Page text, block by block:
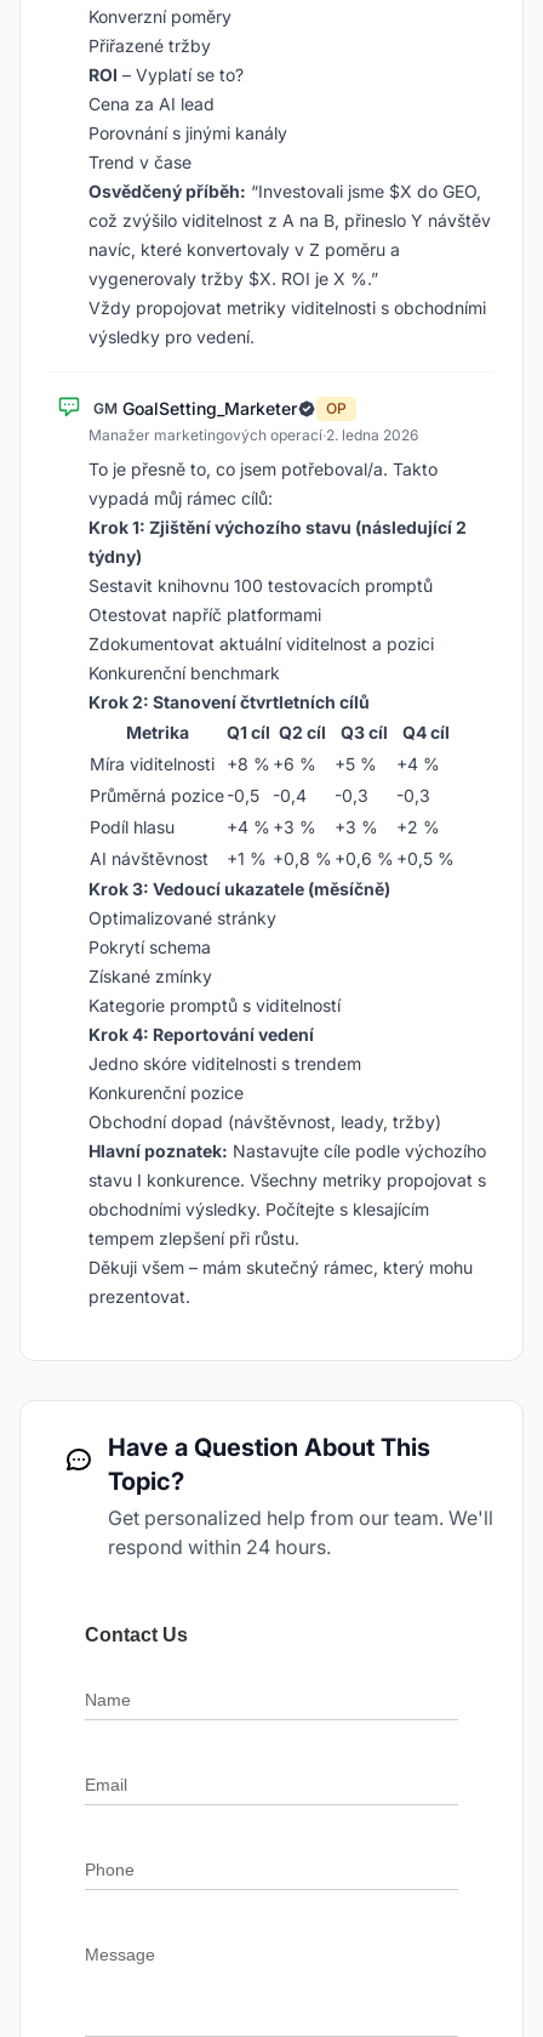
Konverzní poměry
Přiřazené tržby
ROI – Vyplatí se to?
Cena za AI lead
Porovnání s jinými kanály
Trend v čase
Osvědčený příběh: “Investovali jsme $X do GEO,
což zvýšilo viditelnost z A na B, přineslo Y návštěv
navíc, které konvertovaly v Z poměru a
vygenerovaly tržby $X. ROI je X %.”
Vždy propojovat metriky viditelnosti s obchodními
výsledky pro vedení.
GM GoalSetting_Marketer
OP
Manažer marketingových operací·2. ledna 2026
To je přesně to, co jsem potřeboval/a. Takto
vypadá můj rámec cílů:
Krok 1: Zjištění výchozího stavu (následující 2
týdny)
Sestavit knihovnu 100 testovacích promptů
Otestovat napříč platformami
Zdokumentovat aktuální viditelnost a pozici
Konkurenční benchmark
Krok 2: Stanovení čtvrtletních cílů
Metrika
Q1 cíl Q2 cíl Q3 cíl
Q4 cíl
Míra viditelnosti
+8 % +6 % +5 %
+4 %
Průměrná pozice-0,5 -0,4 -0,3
-0,3
Podíl hlasu
+4 % +3 % +3 %
+2 %
AI návštěvnost
+1 % +0,8 % +0,6 % +0,5 %
Krok 3: Vedoucí ukazatele (měsíčně)
Optimalizované stránky
Pokrytí schema
Získané zmínky
Kategorie promptů s viditelností
Krok 4: Reportování vedení
Jedno skóre viditelnosti s trendem
Konkurenční pozice
Obchodní dopad (návštěvnost, leady, tržby)
Hlavní poznatek: Nastavujte cíle podle výchozího
stavu I konkurence. Všechny metriky propojovat s
obchodními výsledky. Počítejte s klesajícím
tempem zlepšení při růstu.
Děkuji všem – mám skutečný rámec, který mohu
prezentovat.
Have a Question About This
Topic?
Get personalized help from our team. We'll
respond within 24 hours.